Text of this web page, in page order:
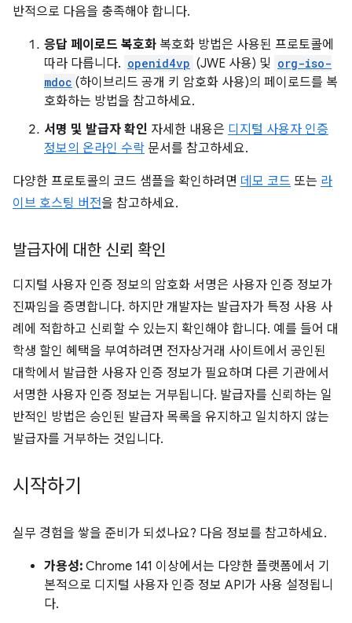
반적으로 다음을 충족해야 합니다.
응답 페이로드 복호화 복호화 방법은 사용된 프로토콜에
따라 다릅니다. openid4vp (JWE 사용) 및 org-iso-
mdoc (하이브리드 공개 키 암호화 사용)의 페이로드를 복
호화하는 방법을 참고하세요.
서명 및 발급자 확인 자세한 내용은 디지털 사용자 인증
정보의 온라인 수락 문서를 참고하세요.
다양한 프로토콜의 코드 샘플을 확인하려면 데모 코드 또는 라
이브 호스팅 버전을 참고하세요.
발급자에 대한 신뢰 확인
디지털 사용자 인증 정보의 암호화 서명은 사용자 인증 정보가
진짜임을 증명합니다. 하지만 개발자는 발급자가 특정 사용 사
례에 적합하고 신뢰할 수 있는지 확인해야 합니다. 예를 들어 대
학생 할인 혜택을 부여하려면 전자상거래 사이트에서 공인된
대학에서 발급한 사용자 인증 정보가 필요하며 다른 기관에서
서명한 사용자 인증 정보는 거부됩니다. 발급자를 신뢰하는 일
반적인 방법은 승인된 발급자 목록을 유지하고 일치하지 않는
발급자를 거부하는 것입니다.
시작하기
실무 경험을 쌓을 준비가 되셨나요? 다음 정보를 참고하세요.
가용성: Chrome 141 이상에서는 다양한 플랫폼에서 기
본적으로 디지털 사용자 인증 정보 API가 사용 설정됩니
다.